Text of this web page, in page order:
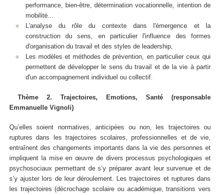
performance, bien-être, détermination vocationnelle, intention de
mobilité...
L'analyse du rôle du contexte dans l'émergence et la
construction du sens, en particulier l'influence des formes
d'organisation du travail et des styles de leadership,
Les modèles et méthodes de prévention, en particulier ceux qui
permettent de développer le sens du travail et de la vie à partir
d'un accompagnement individuel ou collectif.
Thème 2. Trajectoires, Emotions, Santé (responsable
Emmanuelle Vignoli)
Qu’elles soient normatives, anticipées ou non, les trajectoires ou
ruptures dans les trajectoires scolaires, professionnelles et de vie,
entraînent des changements importants dans la vie des personnes et
impliquent la mise en œuvre de divers processus psychologiques et
psychosociaux permettant de s’y préparer avant leur survenue et de
s’y ajuster lors de leur déroulement. Les trajectoires et ruptures dans
les trajectoires (décrochage scolaire ou académique, transitions vers